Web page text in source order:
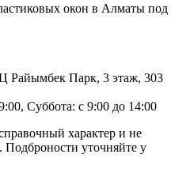
окон в Алматы под
Райымбек Парк, 3 этаж, 303
Суббота: с 9:00 до 14:00
характер и не
Подброности уточняйте у